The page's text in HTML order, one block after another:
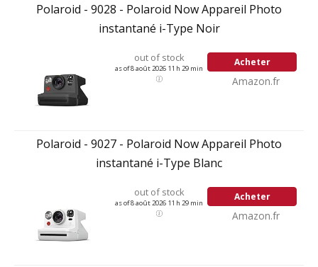
Polaroid - 9028 - Polaroid Now Appareil Photo
instantané i-Type Noir
out of stock
as of 8 août 2026 11 h 29 min
Acheter
Amazon.fr
Polaroid - 9027 - Polaroid Now Appareil Photo
instantané i-Type Blanc
out of stock
as of 8 août 2026 11 h 29 min
Acheter
Amazon.fr